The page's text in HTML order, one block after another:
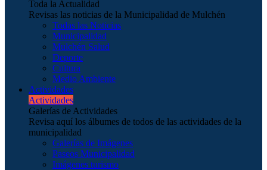
Toda la Actualidad
Revisas las noticias de la Municipalidad de Mulchén
Todas las Noticias
Municipalidad
Mulchén Salud
Deporte
Cultura
Medio Ambiente
Actividades
Actividades
Galerías de Actividades
Revisa aquí los álbumes de todos de las actividades de la
municipalidad
Galerías de Imágenes
Paseos Municipalidad
Imágenes turismo